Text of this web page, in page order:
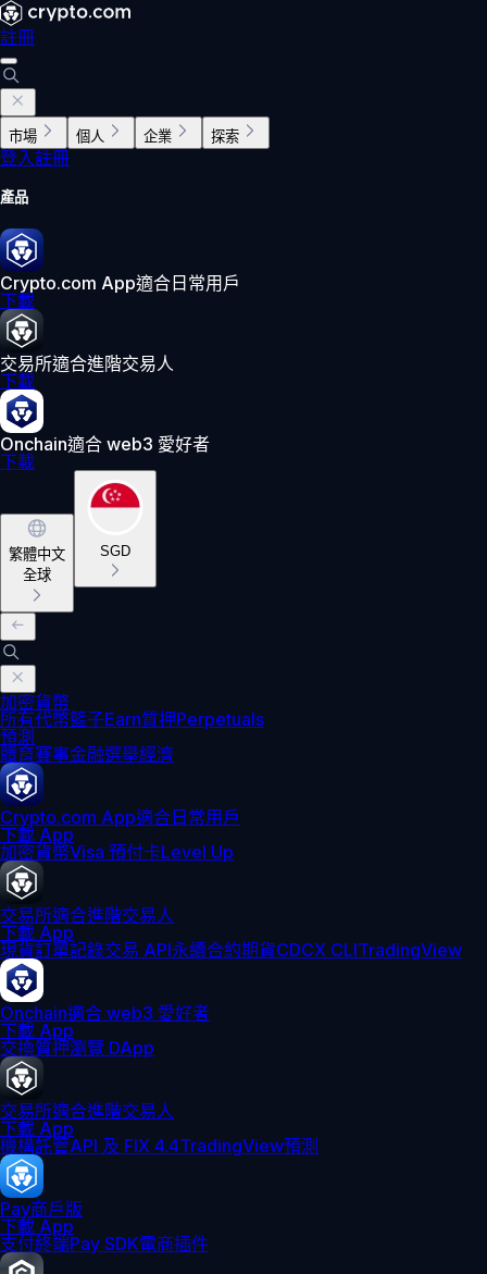
註冊
市場 個人 企業 探索
登入註冊
產品
Crypto.com App適合日常用戶
下載
交易所適合進階交易人
下載
Onchain適合 web3 愛好者
下載
繁體中文
全球
SGD
加密貨幣
所有代幣籃子Earn質押Perpetuals
預測
體育賽事金融選舉經濟
Crypto.com App適合日常用戶
下載 App
加密貨幣Visa 預付卡Level Up
交易所適合進階交易人
下載 App
現貨訂單記錄交易 API永續合約期貨CDCX CLITradingView
Onchain適合 web3 愛好者
下載 App
交換質押瀏覽 DApp
交易所適合進階交易人
下載 App
機構託管API 及 FIX 4.4TradingView預測
Pay商戶版
下載 App
支付終端Pay SDK電商插件